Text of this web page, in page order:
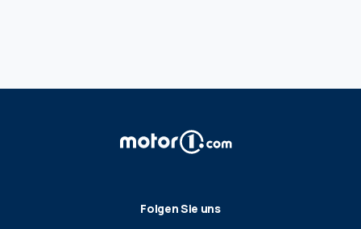
Folgen Sie uns